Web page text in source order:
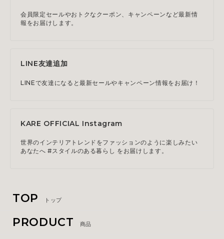
会員限定セールやおトクなクーポン、キャンペーンなど最新情
報をお届けします。
LINE友達追加
LINEで友達になると最新セールやキャンペーン情報をお届け！
KARE OFFICIAL Instagram
世界のインテリアトレンドをファッションのように楽しみたい
あなたへ #スタイルのある暮らし をお届けします。
TOP トップ
PRODUCT 商品